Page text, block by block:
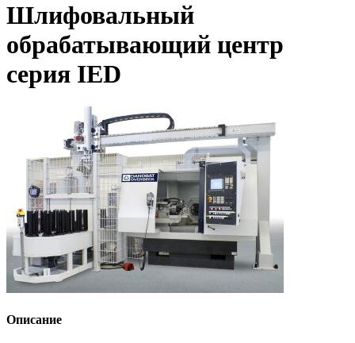
Шлифовальный
обрабатывающий центр
серия IED
Описание